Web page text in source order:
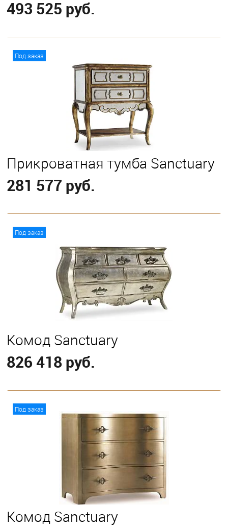
493 525 руб.
Под заказ
Прикроватная тумба Sanctuary
281 577 руб.
Под заказ
Комод Sanctuary
826 418 руб.
Под заказ
Комод Sanctuary